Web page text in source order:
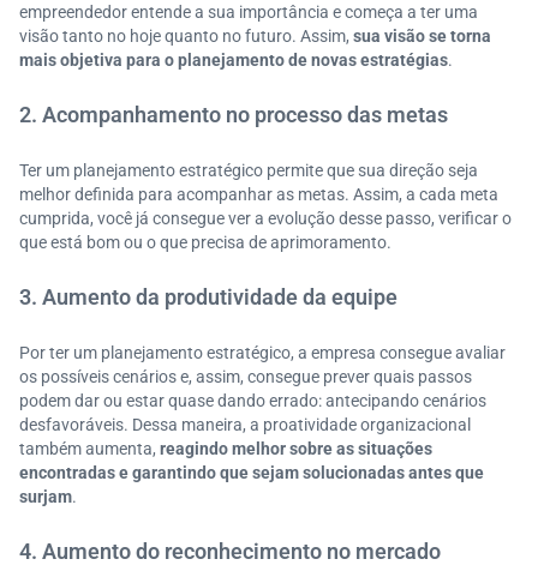
empreendedor entende a sua importância e começa a ter uma
visão tanto no hoje quanto no futuro. Assim, sua visão se torna
mais objetiva para o planejamento de novas estratégias.
2. Acompanhamento no processo das metas
Ter um planejamento estratégico permite que sua direção seja
melhor definida para acompanhar as metas. Assim, a cada meta
cumprida, você já consegue ver a evolução desse passo, verificar o
que está bom ou o que precisa de aprimoramento.
3. Aumento da produtividade da equipe
Por ter um planejamento estratégico, a empresa consegue avaliar
os possíveis cenários e, assim, consegue prever quais passos
podem dar ou estar quase dando errado: antecipando cenários
desfavoráveis. Dessa maneira, a proatividade organizacional
também aumenta, reagindo melhor sobre as situações
encontradas e garantindo que sejam solucionadas antes que
surjam.
4. Aumento do reconhecimento no mercado